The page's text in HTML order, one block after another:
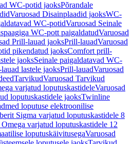
WC-potid jaoksPõrandale
Varuosad Disainplaadid jaoksWC-
WC-potidVaruosad Seinale
WC-pott paigaldatudVaruosad
Prill-lauad jaoksPrill-lauadVaruosad
pikendatud jaoksComfort prill-
jaoksSeinale paigaldatavad WC-
lastele jaoksPrill-lauadVaruosad
TarvikudVaruosad Tarvikud
varjatud loputuskastideleVaruosad
loputuskastidele jaoksTwinline
loputuse elektroonilise
Sigma varjatud loputuskastidele 8
varjatud loputuskastidele 12
loputuskäivitusegaVaruosad